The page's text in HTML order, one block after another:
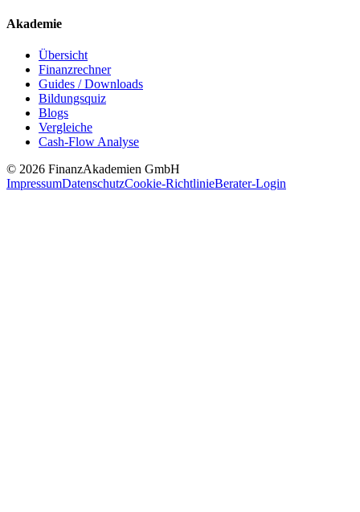
Akademie
Übersicht
Finanzrechner
Guides / Downloads
Bildungsquiz
Blogs
Vergleiche
Cash-Flow Analyse
© 2026 FinanzAkademien GmbH
ImpressumDatenschutzCookie-RichtlinieBerater-Login